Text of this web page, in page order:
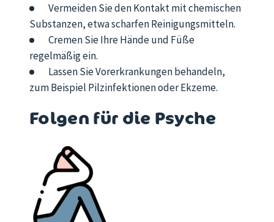
Vermeiden Sie den Kontakt mit chemischen
Substanzen, etwa scharfen Reinigungsmitteln.
Cremen Sie Ihre Hände und Füße
regelmäßig ein.
Lassen Sie Vorerkrankungen behandeln,
zum Beispiel Pilzinfektionen oder Ekzeme.
Folgen für die Psyche